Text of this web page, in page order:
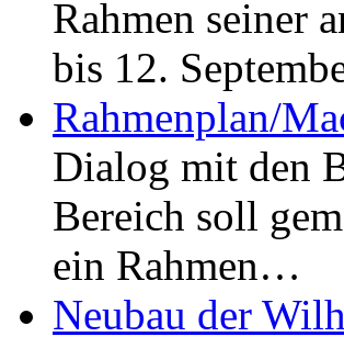
Rahmen seiner
bis 12.
Rahmenplan/
Dialog mit den
Bereich soll
ein Rahmen…
Neubau der